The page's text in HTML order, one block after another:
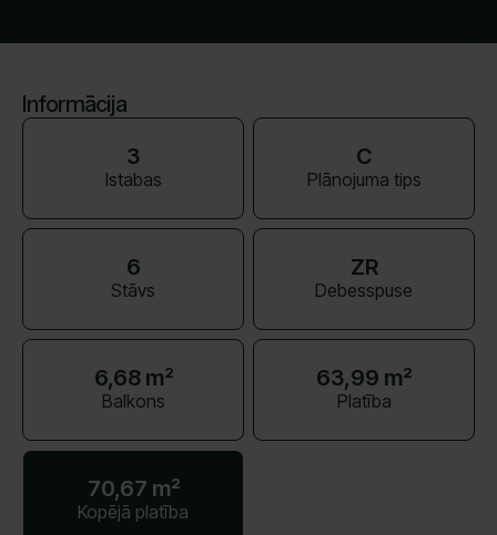
Informācija
3
Istabas
C
Plānojuma tips
6
Stāvs
ZR
Debesspuse
6,68 m²
Balkons
63,99 m²
Platība
70,67 m²
Kopējā platība